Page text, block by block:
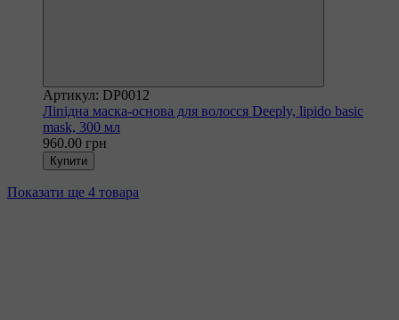
Артикул: DP0012
Ліпідна маска-основа для волосся Deeply, lipido basic
mask, 300 мл
960.00 грн
Купити
Показати ще 4 товара